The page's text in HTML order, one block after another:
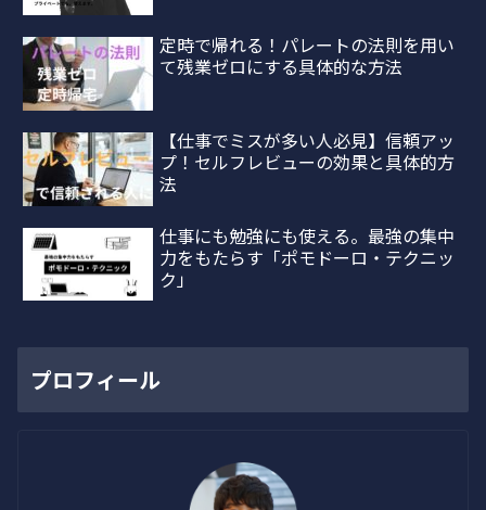
定時で帰れる！パレートの法則を用い
て残業ゼロにする具体的な方法
【仕事でミスが多い人必見】信頼アッ
プ！セルフレビューの効果と具体的方
法
仕事にも勉強にも使える。最強の集中
力をもたらす「ポモドーロ・テクニッ
ク」
プロフィール